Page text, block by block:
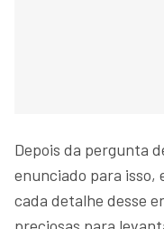
Depois da pergunta
enunciado para isso,
cada detalhe desse